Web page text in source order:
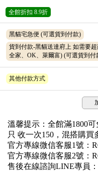
全館折扣 8.9折
黑貓宅急便 (可選貨到付款)
貨到付款-黑貓送達府上 如需要
全家、OK、萊爾富) (可選貨到付
其他付款方式
溫馨提示：全館滿1800
只 收一次150，混搭購買
官方專線微信客服1號：
官方專線微信客服2號：
售後在線諮詢LINE專員